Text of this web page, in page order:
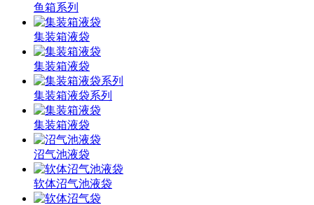
鱼箱系列
集装箱液袋
集装箱液袋
集装箱液袋系列
集装箱液袋
沼气池液袋
软体沼气池液袋